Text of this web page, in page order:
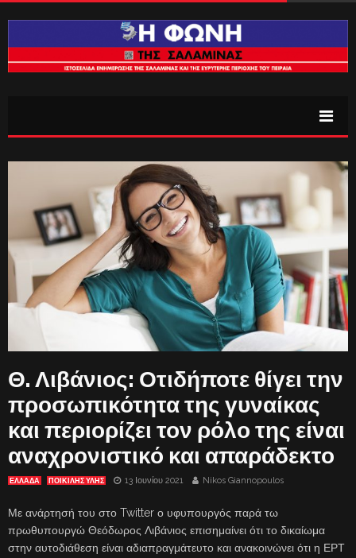
Θ. Λιβάνιος: Οτιδήποτε θίγει την
προσωπικότητα της γυναίκας
και περιορίζει τον ρόλο της είναι
αναχρονιστικό και απαράδεκτο
ΕΛΛΑΔΑ ΠΟΙΚΙΛΗΣ ΥΛΗΣ 13 Ιουνίου 2021 Nikos Giannopoulos
Με ανάρτησή του στο Twitter ο υφυπουργός παρά τω
πρωθυπουργώ Θεόδωρος Λιβάνιος επισημαίνει ότι το δικαίωμα
στην αυτοδιάθεση είναι αδιαπραγμάτευτο και ανακοινώνει ότι η ΕΡΤ